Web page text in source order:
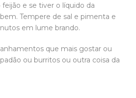
e se tiver o líquido da
Tempere de sal e pimenta e
em lume brando.
que mais gostar ou
ou burritos ou outra coisa da